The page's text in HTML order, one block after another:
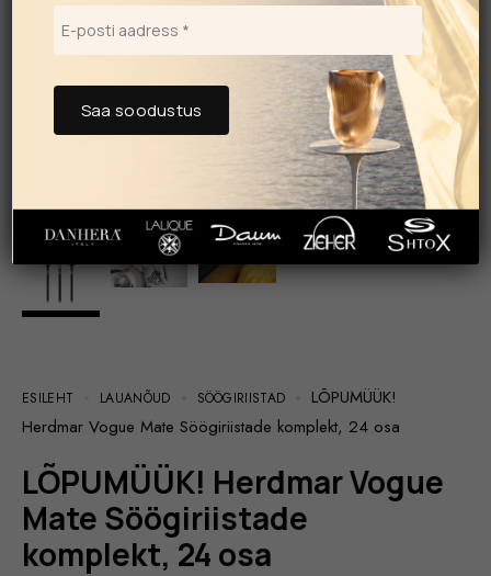
ESILEHT LAUANÕUD SÖÖGIRIISTAD
LÕPUMÜÜK!
Herdmar Vogue Mate Söögiriistade komplekt, 24 osa
LÕPUMÜÜK! Herdmar Vogue
Mate Söögiriistade
komplekt, 24 osa